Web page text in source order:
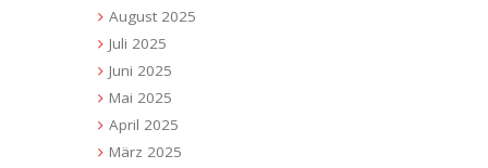
August 2025
Juli 2025
Juni 2025
Mai 2025
April 2025
März 2025